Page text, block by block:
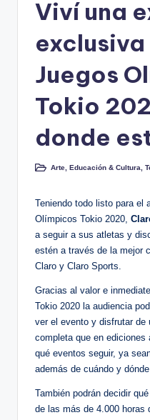
Viví una
exclusiva
Juegos
Tokio
donde
Publicado
Arte, Educación & Cultura ,
Teniendo todo listo para el
Olímpicos Tokio 2020,
a seguir a sus atletas y
estén a través de la mejor
Claro y Claro Sports.
Gracias al valor e
Tokio 2020 la audiencia
ver el evento y disfrutar de
completa que en ediciones
qué eventos seguir, ya
además de cuándo y dónde
También podrán decidir
de las más de 4.000 horas